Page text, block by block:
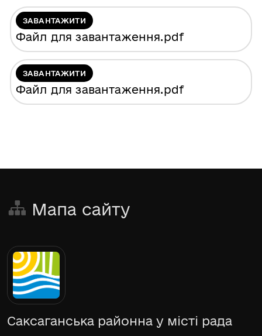
ЗАВАНТАЖИТИ
Файл для завантаження.pdf
ЗАВАНТАЖИТИ
Файл для завантаження.pdf
Мапа сайту
Саксаганська районна у місті рада